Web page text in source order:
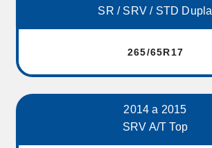
SR / SRV / STD Dupla
265/65R17
2014 a 2015
SRV A/T Top